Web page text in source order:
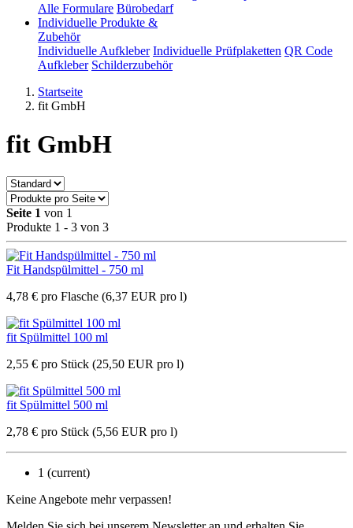
Alle Formulare Bürobedarf
Individuelle Produkte &
Zubehör
Individuelle Aufkleber Individuelle Prüfplaketten QR Code
Aufkleber Schilderzubehör
Startseite
fit GmbH
fit GmbH
Seite 1 von 1
Produkte 1 - 3 von 3
Fit Handspülmittel - 750 ml
4,78 € pro Flasche (6,37 EUR pro l)
fit Spülmittel 100 ml
2,55 € pro Stück (25,50 EUR pro l)
fit Spülmittel 500 ml
2,78 € pro Stück (5,56 EUR pro l)
1 (current)
Keine Angebote mehr verpassen!